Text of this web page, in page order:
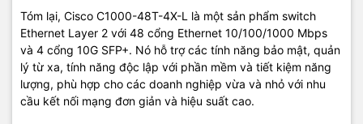
Tóm lại, Cisco C1000-48T-4X-L là một sản phẩm switch
Ethernet Layer 2 với 48 cổng Ethernet 10/100/1000 Mbps
và 4 cổng 10G SFP+. Nó hỗ trợ các tính năng bảo mật, quản
lý từ xa, tính năng độc lập với phần mềm và tiết kiệm năng
lượng, phù hợp cho các doanh nghiệp vừa và nhỏ với nhu
cầu kết nối mạng đơn giản và hiệu suất cao.